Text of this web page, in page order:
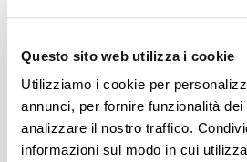
Questo sito web utilizza i cookie
Utilizziamo i cookie per
annunci, per fornire funzionalità
analizzare il nostro traffico.
informazioni sul modo in cui
amministratori
Art. 38: sanzioni
sospensione,